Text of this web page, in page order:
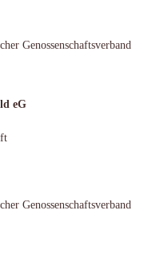
Genossenschaftsverband
eG
Genossenschaftsverband